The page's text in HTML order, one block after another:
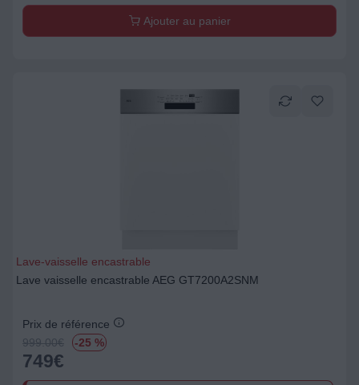
Ajouter au panier
Lave-vaisselle encastrable
Lave vaisselle encastrable AEG GT7200A2SNM
Prix de référence
999.00€ -25 %
749€